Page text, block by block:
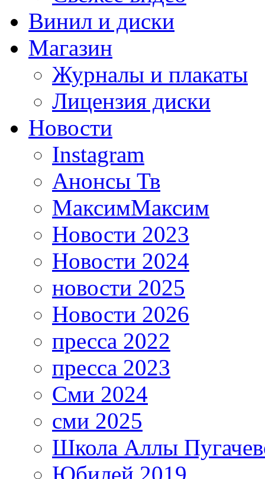
Винил и диски
Магазин
Журналы и плакаты
Лицензия диски
Новости
Instagram
Анонсы Тв
МаксимМаксим
Новости 2023
Новости 2024
новости 2025
Новости 2026
пресса 2022
пресса 2023
Сми 2024
сми 2025
Школа Аллы
Юбилей 2019